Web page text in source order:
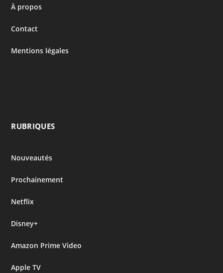
À propos
Contact
Mentions légales
RUBRIQUES
Nouveautés
Prochainement
Netflix
Disney+
Amazon Prime Video
Apple TV